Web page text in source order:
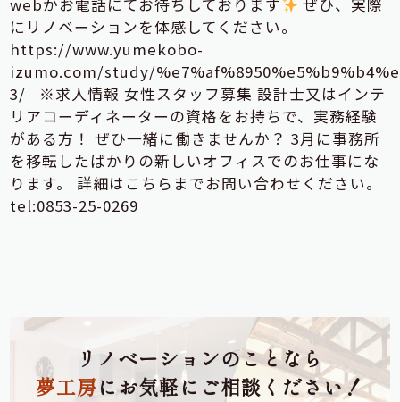
webかお電話にてお待ちしております
ぜひ、実際
にリノベーションを体感してください。
https://www.yumekobo-
izumo.com/study/
3/ ※求人情報 女性スタッフ募集 設計士又はインテ
リアコーディネーターの資格をお持ちで、実務経験
がある方！ ぜひ一緒に働きませんか？ 3月に事務所
を移転したばかりの新しいオフィスでのお仕事にな
ります。 詳細はこちらまでお問い合わせください。
tel:0853-25-0269
リノベーションのことなら
夢工房にお気軽にご相談ください！